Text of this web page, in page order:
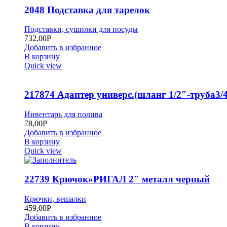
2048 Подставка для тарелок
Подставки, сушилки для посуды
732,00Р
Добавить в избранное
В корзину
Quick view
217874 Адаптер универс.(шланг 1/2″-труба3/
Инвентарь для полива
78,00Р
Добавить в избранное
В корзину
Quick view
22739 Крючок»РИГАЛ 2″ металл черный
Крючки, вешалки
459,00Р
Добавить в избранное